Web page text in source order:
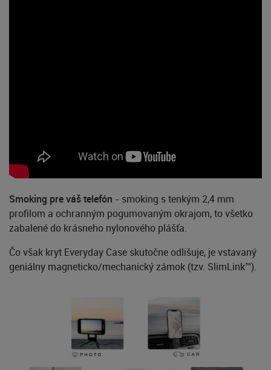
Smoking pre váš telefón - smoking s tenkým 2,4 mm
profilom a ochranným pogumovaným okrajom, to všetko
zabalené do krásneho nylonového plášťa.
Čo však kryt Everyday Case skutočne odlišuje, je vstavaný
geniálny magneticko/mechanický zámok (tzv. SlimLink™).